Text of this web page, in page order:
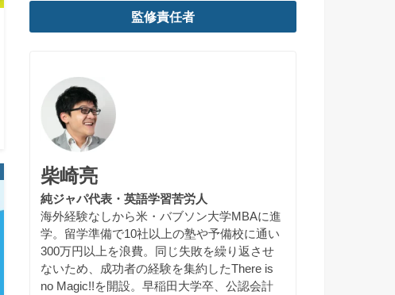
監修責任者
柴崎亮
純ジャパ代表・英語学習苦労人
海外経験なしから米・バブソン大学MBAに進
学。留学準備で10社以上の塾や予備校に通い
300万円以上を浪費。同じ失敗を繰り返させ
ないため、成功者の経験を集約したThere is
no Magic!!を開設。早稲田大学卒、公認会計